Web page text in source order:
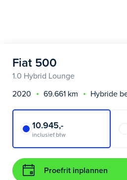
Fiat 500
1.0 Hybrid Lounge
2020
69.661 km Hybride
10.945,-
inclusief btw
Proefrit inplannen